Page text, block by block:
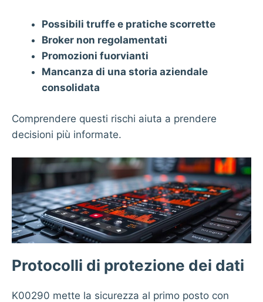
Possibili truffe e pratiche scorrette
Broker non regolamentati
Promozioni fuorvianti
Mancanza di una storia aziendale
consolidata
Comprendere questi rischi aiuta a prendere
decisioni più informate.
Protocolli di protezione dei dati
K00290 mette la sicurezza al primo posto con